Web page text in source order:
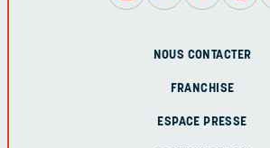
NOUS CONTACTER
FRANCHISE
ESPACE PRESSE